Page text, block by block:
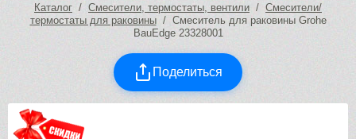
Каталог / Смесители, термостаты, вентили / Смесители/
термостаты для раковины/ Смеситель для раковины Grohe
BauEdge 23328001
Поделиться